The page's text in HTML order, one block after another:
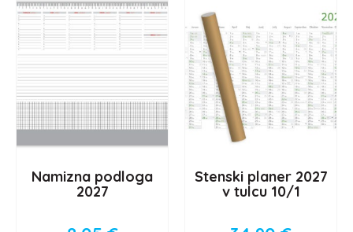
Namizna podloga
2027
Stenski planer 2027
v tulcu 10/1